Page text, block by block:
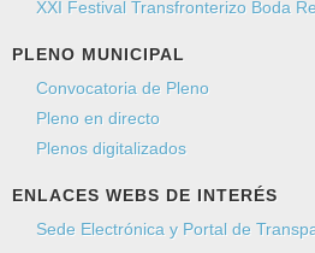
XXI Festival Transfronterizo Boda
PLENO MUNICIPAL
Convocatoria de Pleno
Pleno en directo
Plenos digitalizados
ENLACES WEBS DE INTERÉS
Sede Electrónica y Portal de